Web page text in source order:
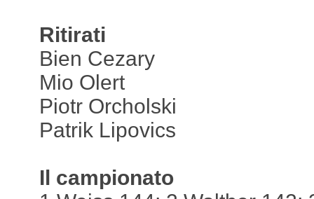
Ritirati
Bien Cezary
Mio Olert
Piotr Orcholski
Patrik Lipovics
Il campionato